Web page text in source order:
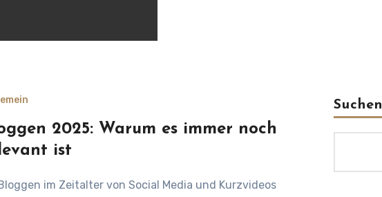
2025: Warum es immer noch
ist
Suchen